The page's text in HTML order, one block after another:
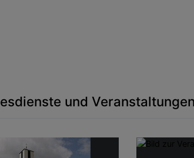
und Veranstaltungen